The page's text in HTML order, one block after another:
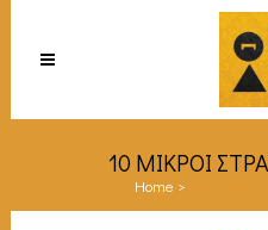
10 ΜΙΚΡΟΙ
Home >